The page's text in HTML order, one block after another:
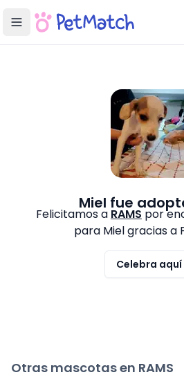
Miel fue
Felicitamos a RAMS por
para Mielgracias a
Celebra aquí
Otras mascotas en RAMS